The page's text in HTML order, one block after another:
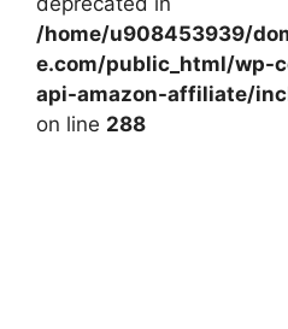
/home/u908453939/
e.com/public_html/wp-
api-amazon-affiliate/
on line 288